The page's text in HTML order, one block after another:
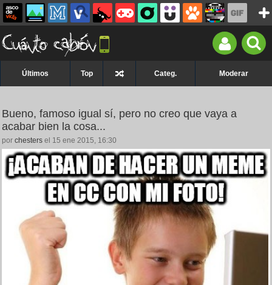
Últimos Top Categ. Moderar
Bueno, famoso igual sí, pero no creo que vaya a
acabar bien la cosa...
por chesters el 15 ene 2015, 16:30